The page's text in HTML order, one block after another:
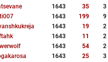
1643 35
3
1643 199
9
1643 19
2
1643 11
2
1643 54
2
1643 25
3